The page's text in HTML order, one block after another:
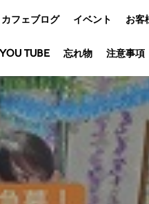
カフェブログ イベント
オフ会
アニバーサリ
ー
お客
YOU TUBE 忘れ物 注意事項